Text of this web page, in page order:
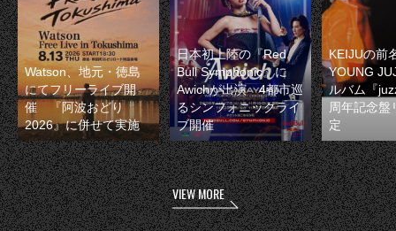
Watson、地元・徳島
にてフリーライブ開
催 『阿波おどり
2026』に併せて実施
日本初上陸の『Red
Bull Symphonic』に
Awichが出演 4都市巡
るシンフォニックライ
ブ開催
KEIJUの前
YOUNG
ルバム『
周年記念盤
定
VIEW MORE